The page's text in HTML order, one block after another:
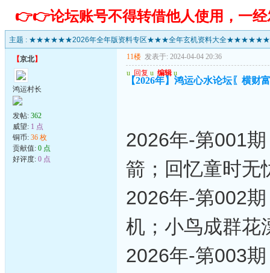
👉👉论坛账号不得转借他人使用，一
主题 : ★★★★★★2026年全年版资料专区★★★全年玄机资料大全★★★★★★
【京北】
鸿运村长
发帖: 362
威望: 1 点
铜币: 36 枚
贡献值: 0 点
好评度: 0 点
11楼 发表于: 2024-04-04 20:36
u 回复 u 编辑 u
【2026年】鸿运心水论坛〖横
2026年-第001
箭；回忆童时无
2026年-第002
机；小鸟成群花
2026年-第003